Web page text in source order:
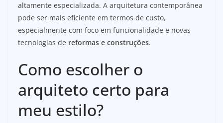
altamente especializada. A arquitetura contemporânea
pode ser mais eficiente em termos de custo,
especialmente com foco em funcionalidade e novas
tecnologias de reformas e construções.
Como escolher o
arquiteto certo para
meu estilo?